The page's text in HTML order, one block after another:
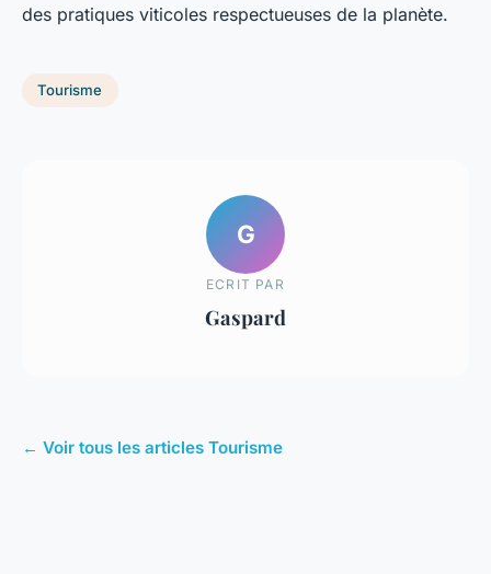
des pratiques viticoles respectueuses de la planète.
Tourisme
G
ECRIT PAR
Gaspard
← Voir tous les articles Tourisme